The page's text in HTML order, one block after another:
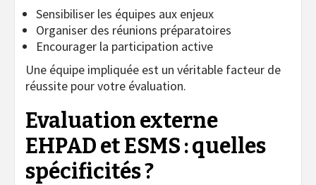
Sensibiliser les équipes aux enjeux
Organiser des réunions préparatoires
Encourager la participation active
Une équipe impliquée est un véritable facteur de
réussite pour votre évaluation.
Evaluation externe
EHPAD et ESMS : quelles
spécificités ?